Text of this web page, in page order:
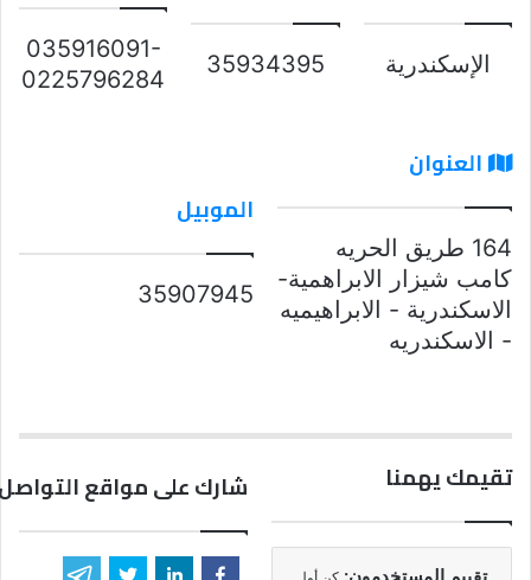
الإسكندرية 35934395
035916091-
0225796284
العنوان
164 طريق الحريه
كامب شيزار الابراهمية-
الاسكندرية - الابراهيميه
- الاسكندريه
الموبيل
35907945
تقيمك يهمنا شارك على مواقع